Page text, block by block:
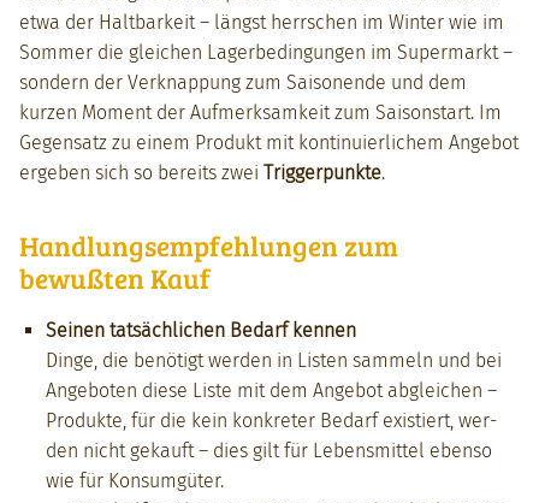
etwa der Halt­barkeit – längst herrschen im Win­ter wie im
Som­mer die gle­ichen Lagerbe­din­gun­gen im Super­markt –
son­dern der Verk­nap­pung zum Saiso­nende und dem
kurzen Moment der Aufmerk­samkeit zum Saison­start. Im
Gegen­satz zu einem Pro­dukt mit kon­tinuier­lichem Ange­bot
ergeben sich so bere­its zwei Trig­ger­punk­te.
Handlungsempfehlungen zum
bewußten Kauf
Seinen tat­säch­lichen Bedarf ken­nen
Dinge, die benötigt wer­den in Lis­ten sam­meln und bei
Ange­boten diese Liste mit dem Ange­bot abgle­ichen –
Pro­duk­te, für die kein konkreter Bedarf existiert, wer­
den nicht gekauft – dies gilt für Lebens­mit­tel eben­so
wie für Kon­sumgüter.